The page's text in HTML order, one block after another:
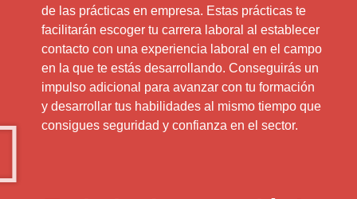
de las prácticas en empresa. Estas prácticas te
facilitarán escoger tu carrera laboral al establecer
contacto con una experiencia laboral en el campo
en la que te estás desarrollando. Conseguirás un
impulso adicional para avanzar con tu formación
y desarrollar tus habilidades al mismo tiempo que
consigues seguridad y confianza en el sector.